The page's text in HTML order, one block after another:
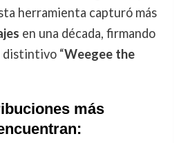
herramienta capturó más
en una década, firmando
distintivo “Weegee the
más